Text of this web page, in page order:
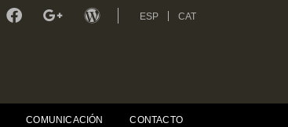
ESP CAT
COMUNICACIÓN CONTACTO